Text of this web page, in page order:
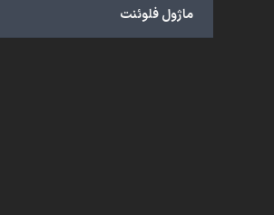
ماژول فلوئنت